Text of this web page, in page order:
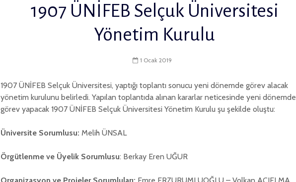
1907 ÜNİFEB Selçuk Üniversitesi
Yönetim Kurulu
1 Ocak 2019
1907 ÜNİFEB Selçuk Üniversitesi, yaptığı toplantı sonucu yeni dönemde görev alacak
yönetim kurulunu belirledi. Yapılan toplantıda alınan kararlar neticesinde yeni dönemde
görev yapacak 1907 ÜNİFEB Selçuk Üniversitesi Yönetim Kurulu şu şekilde oluştu:
Üniversite Sorumlusu: Melih ÜNSAL
Örgütlenme ve Üyelik Sorumlusu: Berkay Eren UĞUR